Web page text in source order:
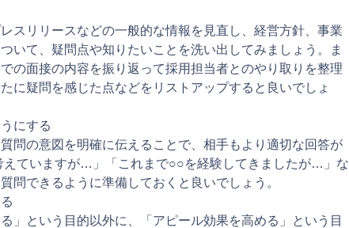
スリリースなどの一般的な情報を見直し、経営方針、事業
いて、疑問点や知りたいことを洗い出してみましょう。ま
の面接の内容を振り返って採用担当者とのやり取りを整理
に疑問を感じた点などをリストアップすると良いでしょ
にする
問の意図を明確に伝えることで、相手もより適切な回答が
えていますが…」「これまで○○を経験してきましたが…」な
問できるように準備しておくと良いでしょう。
」という目的以外に、「アピール効果を高める」という目